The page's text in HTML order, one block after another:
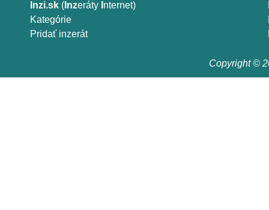
Inzi.sk ( Inzeráty nternet)
Kategórie
Pridať inzerát
Copyright ©